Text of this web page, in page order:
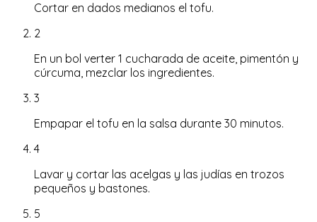
Cortar en dados medianos el tofu.
2
En un bol verter 1 cucharada de aceite, pimentón y
cúrcuma, mezclar los ingredientes.
3
Empapar el tofu en la salsa durante 30 minutos.
4
Lavar y cortar las acelgas y las judías en trozos
pequeños y bastones.
5